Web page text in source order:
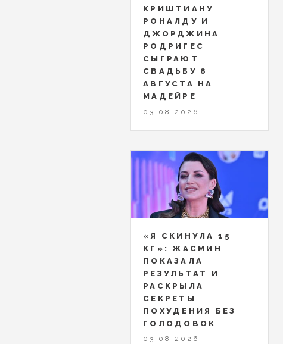
КРИШТИАНУ
РОНАЛДУ И
ДЖОРДЖИНА
РОДРИГЕС
СЫГРАЮТ
СВАДЬБУ 8
АВГУСТА НА
МАДЕЙРЕ
03.08.2026
«Я СКИНУЛА 15
КГ»: ЖАСМИН
ПОКАЗАЛА
РЕЗУЛЬТАТ И
РАСКРЫЛА
СЕКРЕТЫ
ПОХУДЕНИЯ БЕЗ
ГОЛОДОВОК
03.08.2026